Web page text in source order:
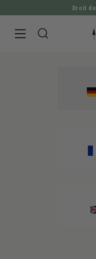
ALLERDroit